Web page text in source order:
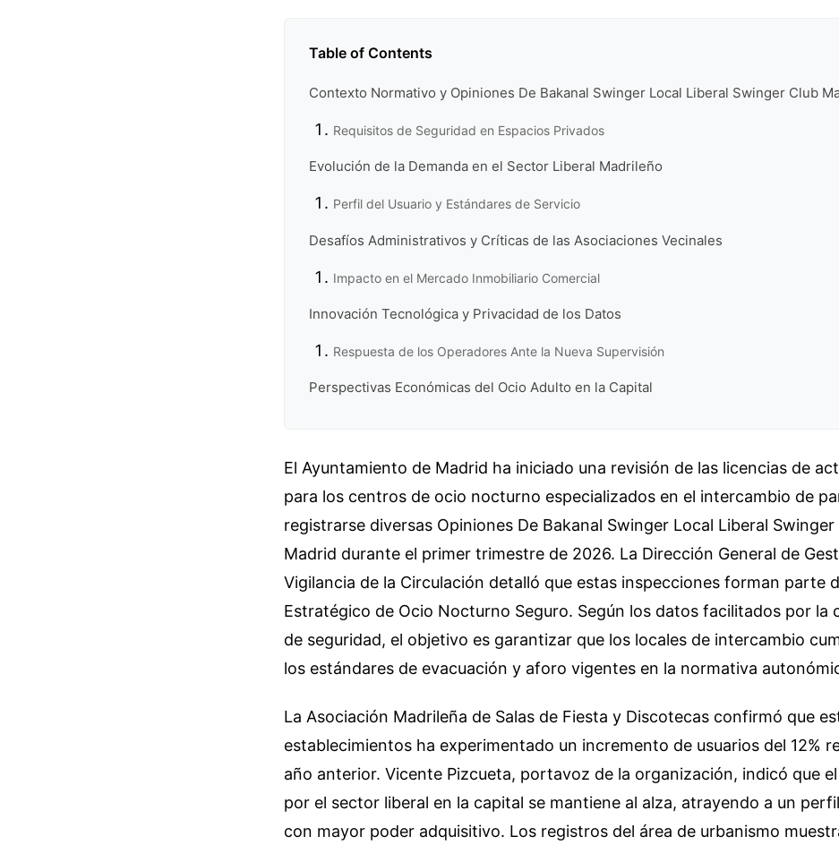
Table of Contents
Contexto Normativo y Opiniones De Bakanal Swinger Local Liberal Swinger Club
Requisitos de Seguridad en Espacios Privados
Evolución de la Demanda en el Sector Liberal Madrileño
Perfil del Usuario y Estándares de Servicio
Desafíos Administrativos y Críticas de las Asociaciones Vecinales
Impacto en el Mercado Inmobiliario Comercial
Innovación Tecnológica y Privacidad de los Datos
Respuesta de los Operadores Ante la Nueva Supervisión
Perspectivas Económicas del Ocio Adulto en la Capital
El Ayuntamiento de Madrid ha iniciado una revisión de las licencias de
para los centros de ocio nocturno especializados en el intercambio de
registrarse diversas Opiniones De Bakanal Swinger Local Liberal Swinger
Madrid durante el primer trimestre de 2026. La Dirección General de
Vigilancia de la Circulación detalló que estas inspecciones forman parte
Estratégico de Ocio Nocturno Seguro. Según los datos facilitados por la
de seguridad, el objetivo es garantizar que los locales de intercambio
los estándares de evacuación y aforo vigentes en la normativa
La Asociación Madrileña de Salas de Fiesta y Discotecas confirmó que
establecimientos ha experimentado un incremento de usuarios del 12%
año anterior. Vicente Pizcueta, portavoz de la organización, indicó que
por el sector liberal en la capital se mantiene al alza, atrayendo a un
con mayor poder adquisitivo. Los registros del área de urbanismo